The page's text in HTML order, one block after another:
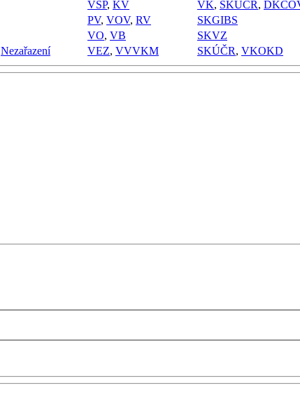
VSP, KV VK, SKÚČR,
PV, VOV, RV
SKGIBS
VO, VB
SKVZ
Nezařazení VEZ, VVVKM SKÚČR, VKOKD